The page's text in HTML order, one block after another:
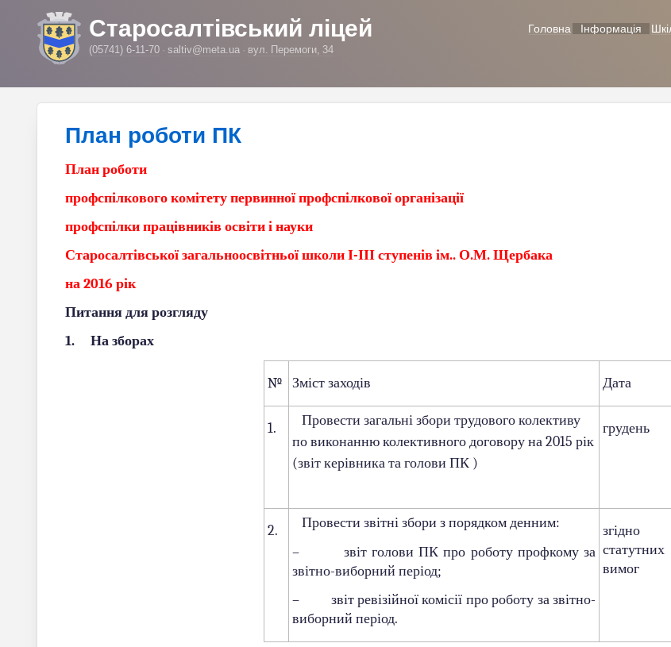
Головна Інформація
Старосалтівський ліцей
(05741) 6-11-70 saltiv@meta.ua вул. Перемоги, 34
План роботи ПК
План роботи
профспілкового комітету первинної профспілкової організації
профспілки працівників освіти і науки
Старосалтівської загальноосвітньої школи І-ІІІ ступенів ім.. О.М. Щербака
на 2016 рік
Питання для розгляду
1. На зборах
№ Зміст заходів Дата
1.
Провести загальні збори трудового колективу
по виконанню колективного договору на 2015 рік
(звіт керівника та голови ПК )
грудень
2.
Провести звітні збори з порядком денним:
– звіт голови ПК про роботу профкому за
звітно-виборний період;
– звіт ревізійної комісії про роботу за звітно-
виборний період.
згідно
статутних
вимог